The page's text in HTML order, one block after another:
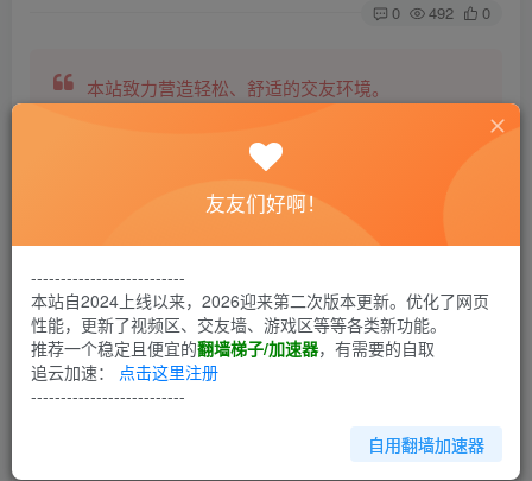
0 492 0
本站致力营造轻松、舒适的交友环境。
另有小说阅读站点，网罗包括训诫文、腐文在内的
第1回
看书
我是个十足的贪玩的人，如果没有压力，根本不会看书，即
教的。这个或许很适合我。挨打是痛苦的，不过想到被自己
友友们好啊！
--------------------------
本站自2024上线以来，2026迎来第二次版本更新。优化了网页
性能，更新了视频区、交友墙、游戏区等等各类新功能。
推荐一个稳定且便宜的翻墙梯子/加速器，有需要的自取
追云加速： 点击这里注册
--------------------------
自用翻墙加速器